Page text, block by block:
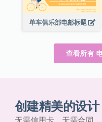
单车俱乐部电邮标题
查看所有
创建精美的设计